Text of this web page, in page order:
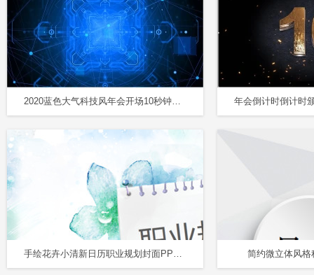
2020蓝色大气科技风年会开场10秒钟倒计时PPT模板
手绘花卉小清新日历职业规划封面PPT图表 简约微立体风